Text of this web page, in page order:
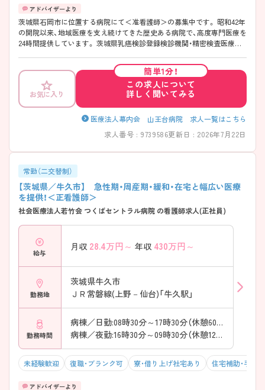
茨城県石岡市に位置する病院にて＜准看護師＞の募集中です。 昭和42年
の開院以来、地域医療を支え続けてきた歴史ある病院で、高度専門医療を
24時間提供しています。 茨城県乳癌検診登録検診機関・精密検査医療機
ございましたらお気軽にお問い合わせくださいませ!
お気に入り
簡単1分！
この求人について
詳しく聞いてみる
医療法人幕内会 山王台病院 求人一覧はこちら
求人番号 : 9739586更新日 : 2026年7月22日
常勤（二交替制）
【茨城県／牛久市】 急性期・周産期・緩和・在宅と幅広い医療
を提供！＜正看護師＞
社会医療法人若竹会 つくばセントラル病院 の看護師求人(正社員)
給与
月収 28.4万円～ 年収 430万円～
勤務地
茨城県牛久市
ＪＲ常磐線(上野－仙台)「牛久駅」
勤務時間
病棟／日勤:08時30分～17時30分（休憩60分）
病棟／夜勤:16時30分～09時30分（休憩120分）
未経験歓迎 復職・ブランク可 寮・借り上げ社宅あり 住宅補助・手当